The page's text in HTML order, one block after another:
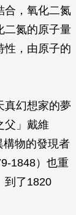
合，氧化二氮
二氮的原子量
，由原子的
真幻想家的夢
父」戴維
構物的發現者
1848）也重
到了1820